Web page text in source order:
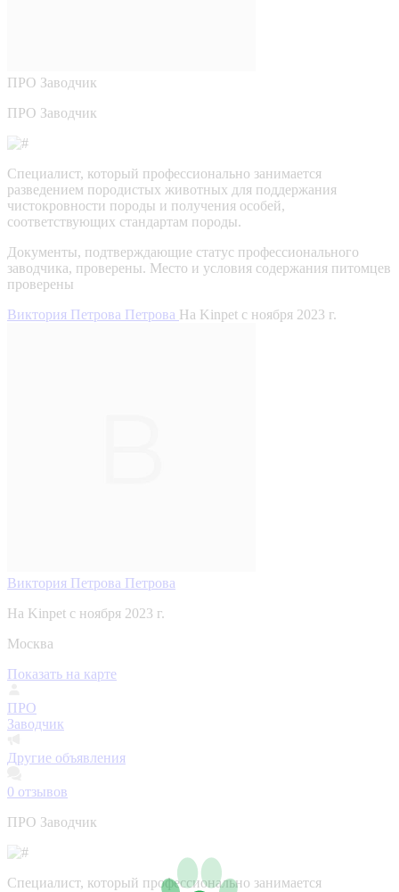
ПРО Заводчик
ПРО Заводчик
Специалист, который профессионально занимается
разведением породистых животных для поддержания
чистокровности породы и получения особей,
соответствующих стандартам породы.
Документы, подтверждающие статус профессионального
заводчика, проверены. Место и условия содержания питомцев
проверены
Виктория Петрова Петрова На Kinpet c ноября 2023 г.
Виктория Петрова Петрова
На Kinpet c ноября 2023 г.
Москва
Показать на карте
ПРО
Заводчик
Другие объявления
0 отзывов
ПРО Заводчик
Специалист, который профессионально занимается